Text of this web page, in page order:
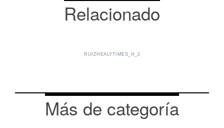
Relacionado
RUIZHEALYTIMES_H_2
Más de categoría